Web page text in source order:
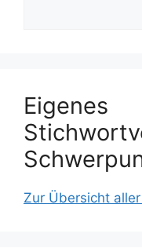
Eigenes
Zur Übersicht